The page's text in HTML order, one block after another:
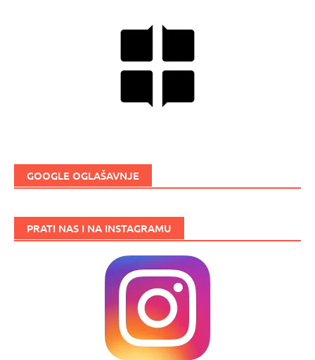
GOOGLE OGLAŠAVNJE
PRATI NAS I NA INSTAGRAMU